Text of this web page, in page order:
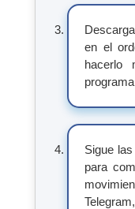
en el
hacerlo
Sigue
para